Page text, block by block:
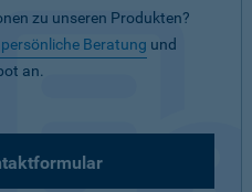
zu unseren Produkten?
persönliche Beratung und
an.